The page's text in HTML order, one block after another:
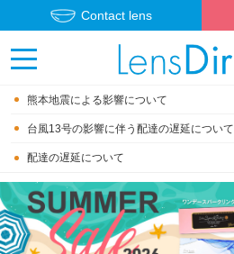
Contact lens
熊本地震による影響について
台風13号の影響に伴う配達の遅延について
配達の遅延について